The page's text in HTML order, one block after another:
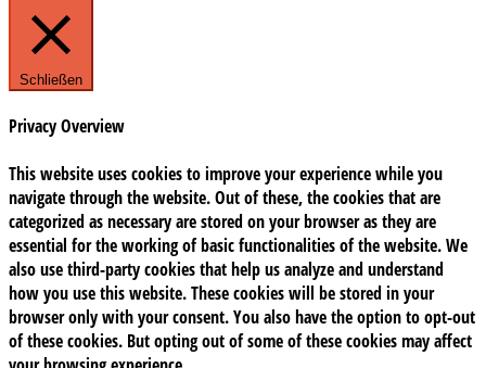
Schließen
Privacy Overview
This website uses cookies to improve your experience while you
navigate through the website. Out of these, the cookies that are
categorized as necessary are stored on your browser as they are
essential for the working of basic functionalities of the website. We
also use third-party cookies that help us analyze and understand
how you use this website. These cookies will be stored in your
browser only with your consent. You also have the option to opt-out
of these cookies. But opting out of some of these cookies may affect